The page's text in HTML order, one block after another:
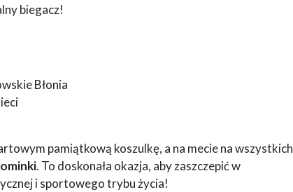
biegacz!
Błonia
pamiątkową koszulkę, a na mecie na wszystkich
. To doskonała okazja, aby zaszczepić w
i sportowego trybu życia!